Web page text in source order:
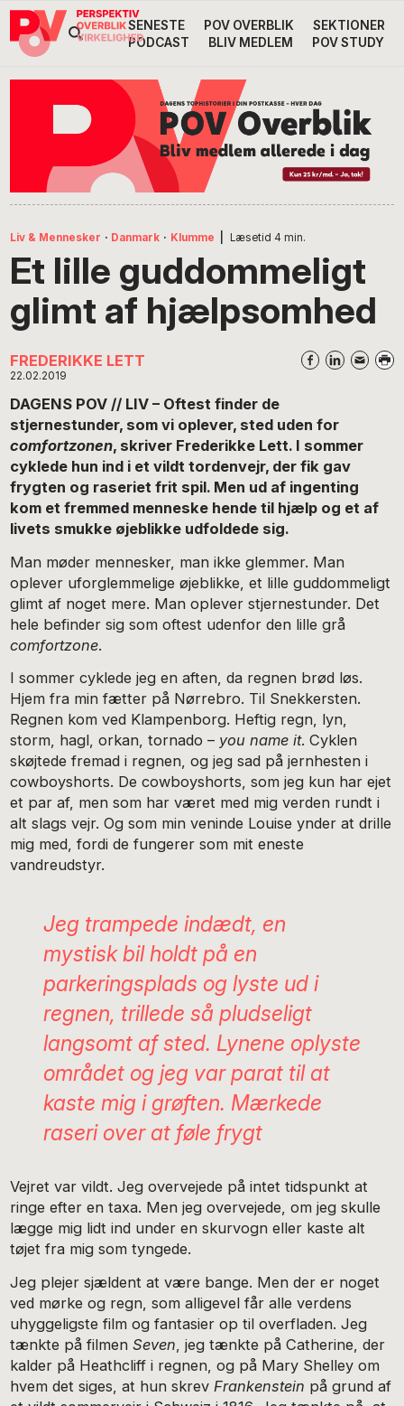
Gå
direkte
Skip
indhold
Gå
direkte
Header
SENESTE POV OVERBLIK
SEKTIONER
PODCAST
BLIV MEDLEM POV STUDY
Liv & Mennesker · Danmark · Klumme Læsetid 4 min.
Et lille guddommeligt
glimt af hjælpsomhed
FREDERIKKE LETT
22.02.2019
DAGENS POV // LIV – Oftest finder de
stjernestunder, som vi oplever, sted uden for
comfortzonen, skriver Frederikke Lett. I sommer
cyklede hun ind i et vildt tordenvejr, der fik gav
frygten og raseriet frit spil. Men ud af ingenting
kom et fremmed menneske hende til hjælp og et af
livets smukke øjeblikke udfoldede sig.
Man møder mennesker, man ikke glemmer. Man
oplever uforglemmelige øjeblikke, et lille guddommeligt
glimt af noget mere. Man oplever stjernestunder. Det
hele befinder sig som oftest udenfor den lille grå
comfortzone.
I sommer cyklede jeg en aften, da regnen brød løs.
Hjem fra min fætter på Nørrebro. Til Snekkersten.
Regnen kom ved Klampenborg. Heftig regn, lyn,
storm, hagl, orkan, tornado – you name it. Cyklen
skøjtede fremad i regnen, og jeg sad på jernhesten i
cowboyshorts. De cowboyshorts, som jeg kun har ejet
et par af, men som har været med mig verden rundt i
alt slags vejr. Og som min veninde Louise ynder at drille
mig med, fordi de fungerer som mit eneste
vandreudstyr.
Jeg trampede indædt, en
mystisk bil holdt på en
parkeringsplads og lyste ud i
regnen, trillede så pludseligt
langsomt af sted. Lynene oplyste
området og jeg var parat til at
kaste mig i grøften. Mærkede
raseri over at føle frygt
Vejret var vildt. Jeg overvejede på intet tidspunkt at
ringe efter en taxa. Men jeg overvejede, om jeg skulle
lægge mig lidt ind under en skurvogn eller kaste alt
tøjet fra mig som tyngede.
Jeg plejer sjældent at være bange. Men der er noget
ved mørke og regn, som alligevel får alle verdens
uhyggeligste film og fantasier op til overfladen. Jeg
tænkte på filmenSeven , jeg tænkte på Catherine, der
kalder på Heathcliff i regnen, og på Mary Shelley om
hvem det siges, at hun skrev Frankenstein på grund af